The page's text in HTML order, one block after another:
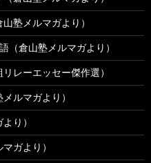
塾メルマガより）
倉山塾メルマガより）
レーエッセー傑作選）
ルマガより）
り）
ガより）